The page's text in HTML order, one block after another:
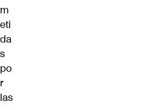
m
eti
da
s
po
r
las